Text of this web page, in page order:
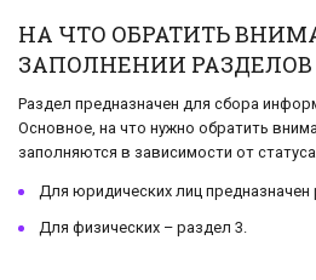
НА ЧТО ОБРАТИТЬ
ЗАПОЛНЕНИИ РАЗДЕЛОВ
Раздел предназначен для сбора
Основное, на что нужно обратить
заполняются в зависимости от
Для юридических лиц предназначен
Для физических – раздел 3.